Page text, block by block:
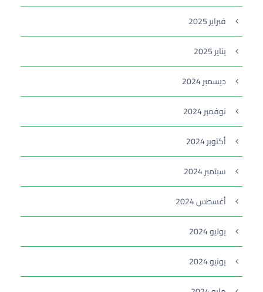
فبراير 2025
يناير 2025
ديسمبر 2024
نوفمبر 2024
أكتوبر 2024
سبتمبر 2024
أغسطس 2024
يوليو 2024
يونيو 2024